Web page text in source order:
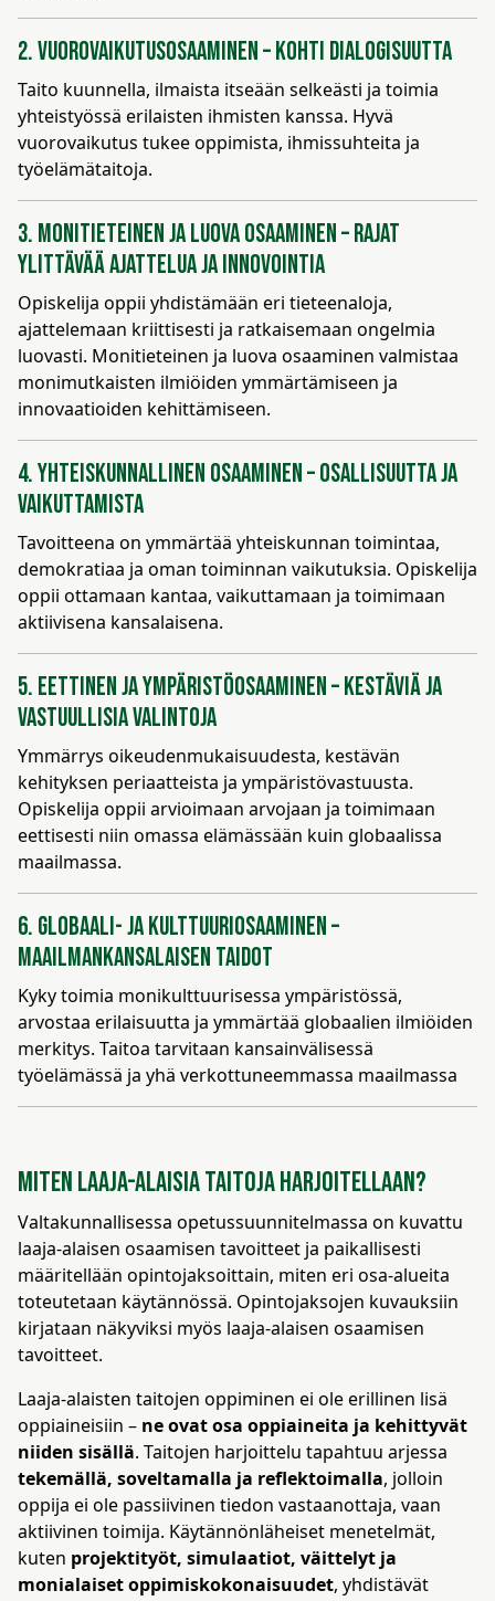
2. Vuorovaikutusosaaminen – Kohti dialogisuutta
Taito kuunnella, ilmaista itseään selkeästi ja toimia
yhteistyössä erilaisten ihmisten kanssa. Hyvä
vuorovaikutus tukee oppimista, ihmissuhteita ja
työelämätaitoja.
3. Monitieteinen ja luova osaaminen – Rajat
ylittävää ajattelua ja innovointia
Opiskelija oppii yhdistämään eri tieteenaloja,
ajattelemaan kriittisesti ja ratkaisemaan ongelmia
luovasti. Monitieteinen ja luova osaaminen valmistaa
monimutkaisten ilmiöiden ymmärtämiseen ja
innovaatioiden kehittämiseen.
4. Yhteiskunnallinen osaaminen – Osallisuutta ja
vaikuttamista
Tavoitteena on ymmärtää yhteiskunnan toimintaa,
demokratiaa ja oman toiminnan vaikutuksia. Opiskelija
oppii ottamaan kantaa, vaikuttamaan ja toimimaan
aktiivisena kansalaisena.
5. Eettinen ja ympäristöosaaminen – Kestäviä ja
vastuullisia valintoja
Ymmärrys oikeudenmukaisuudesta, kestävän
kehityksen periaatteista ja ympäristövastuusta.
Opiskelija oppii arvioimaan arvojaan ja toimimaan
eettisesti niin omassa elämässään kuin globaalissa
maailmassa.
6. Globaali- ja kulttuuriosaaminen –
Maailmankansalaisen taidot
Kyky toimia monikulttuurisessa ympäristössä,
arvostaa erilaisuutta ja ymmärtää globaalien ilmiöiden
merkitys. Taitoa tarvitaan kansainvälisessä
työelämässä ja yhä verkottuneemmassa maailmassa
Miten laaja-alaisia taitoja harjoitellaan?
Valtakunnallisessa opetussuunnitelmassa on kuvattu
laaja-alaisen osaamisen tavoitteet ja paikallisesti
määritellään opintojaksoittain, miten eri osa-alueita
toteutetaan käytännössä. Opintojaksojen kuvauksiin
kirjataan näkyviksi myös laaja-alaisen osaamisen
tavoitteet.
Laaja-alaisten taitojen oppiminen ei ole erillinen lisä
oppiaineisiin – ne ovat osa oppiaineita ja kehittyvät
niiden sisällä. Taitojen harjoittelu tapahtuu arjessa
tekemällä, soveltamalla ja reflektoimalla, jolloin
oppija ei ole passiivinen tiedon vastaanottaja, vaan
aktiivinen toimija. Käytännönläheiset menetelmät,
kuten projektityöt, simulaatiot, väittelyt ja
monialaiset oppimiskokonaisuudet, yhdistävät